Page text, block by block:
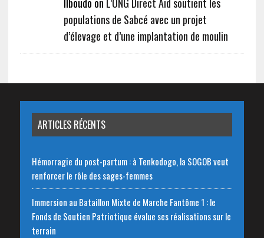
populations de Sabcé avec un projet
d’élevage et d’une implantation de moulin
ARTICLES RÉCENTS
Hémorragie du post-partum : à Tenkodogo, la SOGOB veut
renforcer le rôle des sages-femmes
Immersion au Bataillon Mixte de Marche Fantôme 1 : le
Fonds de Soutien Patriotique évalue ses réalisations sur le
terrain